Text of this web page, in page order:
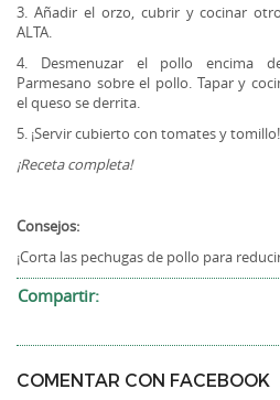
3. Añadir el orzo, cubrir y cocinar
ALTA.
4. Desmenuzar el pollo encima
Parmesano sobre el pollo. Tapar y
el queso se derrita.
5. ¡Servir cubierto con tomates y tomillo!
¡Receta completa!
Consejos:
¡Corta las pechugas de pollo para
Compartir:
COMENTAR CON FACEBOOK